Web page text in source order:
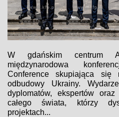
W gdańskim centrum
międzynarodowa
Conference skupiająca
odbudowy Ukrainy.
dyplomatów, ekspertów
całego świata, którzy
projektach...